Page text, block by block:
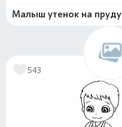
Малыш утенок на пруду
543